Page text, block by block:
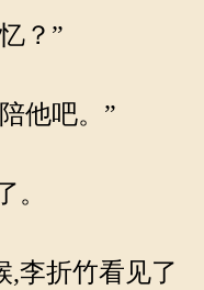
？”
他吧。”
。
李折竹看见了